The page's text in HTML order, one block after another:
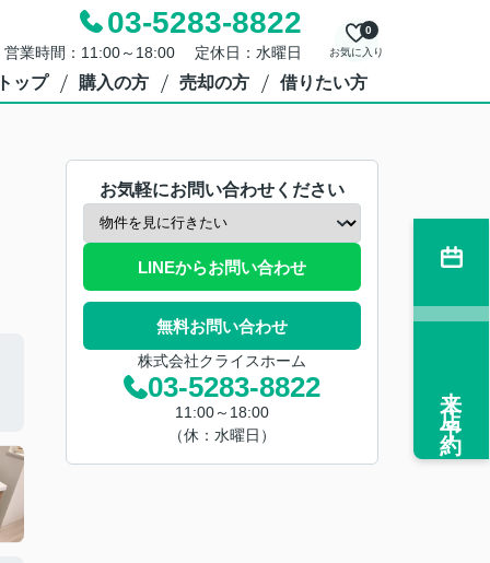
03-5283-8822
営業時間：11:00～18:00 定休日：水曜日 お気に入り
0
ップ 購入の方 売却の方 借りたい方
お気軽にお問い合わせください
LINEからお問い合わせ
無料お問い合わせ
株式会社クライスホーム
03-5283-8822
11:00～18:00
（休：水曜日）
来店予約